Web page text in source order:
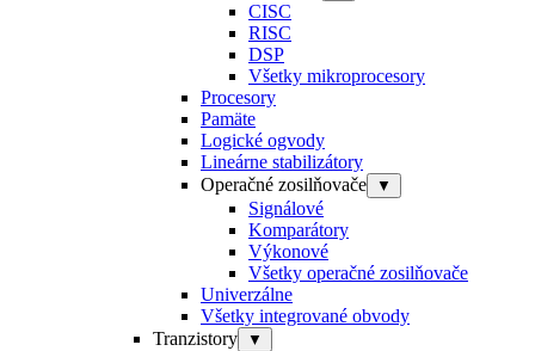
CISC
RISC
DSP
Všetky mikroprocesory
Procesory
Pamäte
Logické ogvody
Lineárne stabilizátory
Operačné zosilňovače
▼
Signálové
Komparátory
Výkonové
Všetky operačné zosilňovače
Univerzálne
Všetky integrované obvody
Tranzistory
▼